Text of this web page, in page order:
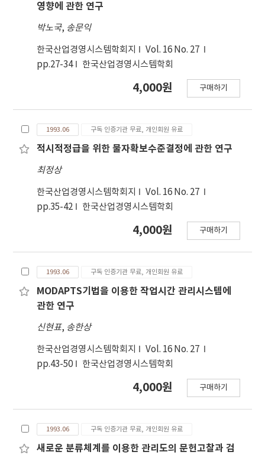
영향에 관한 연구
박노국, 송문익
한국산업경영시스템학회지
Vol. 16 No. 27
pp.27-34
한국산업경영시스템학회
4,000원 구매하기
1993.06 구독 인증기관 무료, 개인회원 유료
적시적정급을 위한 물자확보수준결정에 관한 연구
최정상
한국산업경영시스템학회지
Vol. 16 No. 27
pp.35-42
한국산업경영시스템학회
4,000원 구매하기
1993.06 구독 인증기관 무료, 개인회원 유료
MODAPTS기법을 이용한 작업시간 관리시스템에
관한 연구
신현표, 송한상
한국산업경영시스템학회지
Vol. 16 No. 27
pp.43-50
한국산업경영시스템학회
4,000원 구매하기
1993.06 구독 인증기관 무료, 개인회원 유료
새로운 분류체계를 이용한 관리도의 문헌고찰과 검